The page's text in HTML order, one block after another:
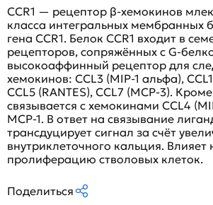
CCR1 — рецептор β-хемокинов
класса интегральных мембранных
гена CCR1. Белок CCR1 входит в
рецепторов, сопряжённых с G-
высокоаффинный рецептор для
хемокинов: CCL3 (MIP-1 альфа),
CCL5 (RANTES), CCL7 (MCP-3).
связывается с хемокинами CCL4
MCP-1. В ответ на связывание
трансдуцирует сигнал за счёт
внутриклеточного кальция. Влияет
пролиферацию стволовых клеток.
Поделиться